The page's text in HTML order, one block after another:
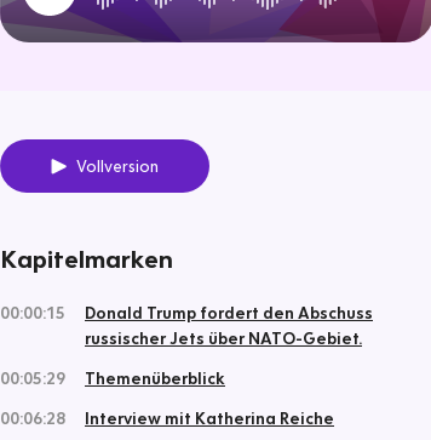
Vollversion
Kapitelmarken
00:00:15
Donald Trump fordert den Abschuss
russischer Jets über NATO-Gebiet.
00:05:29
Themenüberblick
00:06:28
Interview mit Katherina Reiche